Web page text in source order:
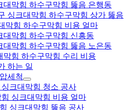
대막힘 하수구막힘 뚫음 은행동
싱크대막힘 하수구막힘 상가 뚫음
막힘 하수구막힘 비용 얼마
대막힘 하수구막힘 신흥동
대막힘 하수구막힘 뚫음 노은동
막힘 하수구막힘 수리 비용
하는 일
세척
크대막힘 청소 공사
싱크대막힘 비용 얼마
싱크대막힘 뚫음 공사